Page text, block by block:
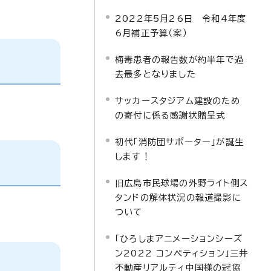
2022年5月26日 令和4年度
6月補正予算（案）
梅毒患者の報告数が約半年で過
去最多となりました
サッカースタジアム建設のため
の寄付に係る感謝状贈呈式
初代「消防団サポーター」が誕生
します！
旧広島市民球場の外野ライト側ス
タンドの解体状況の報道撮影に
ついて
「ひろしまアニメーションシーズ
ン2022 コンペティション」三井
不動産リアルティ中国様の冠協